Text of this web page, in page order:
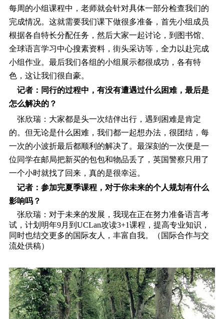
每周的小组课程中，老师就会针对具体一部分检查我们的
完成情况。这就需要我们课下做很多准备，首先小组成员
根据各自特长分配任务，然后大家一起讨论，到图书馆、
全球语言学习中心搜素资料，街头采访等，全力以赴完成
小组作业。最后我们各组的小组展示都很成功，各有特
色，这让我们很自豪。
记者：同行的过程中，有没有遭遇过什么困难，最后是
怎么解决的？
张欣瑞：大家都是头一次结伴出行，遇到困难是肯定
的。但无论是什么困难，我们都一起想办法，很团结，每
一次的小波折最后都顺利的解决了。最深刻的一次便是一
位同学在邮局把新买的包包和物品丢了，英国警察只用了
一个小时就找了回来，真的是很幸运。
记者：参加完夏季课程，对于你未来的个人规划有什么
影响吗？
张欣瑞：对于未来的发展，我现在正在努力准备语言考
试，计划明年9月到UCLan攻读3+1课程，提高专业知识，
同时也结交更多的国际友人，丰富自我。（国际合作与交
流处供稿）